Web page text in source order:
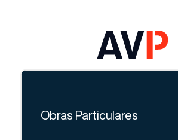
Obras Particulares